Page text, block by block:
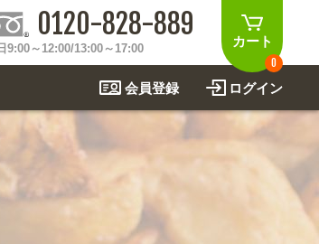
カート
0
0120-828-889
9:00～12:00/13:00～17:00
ログイン
会員登録